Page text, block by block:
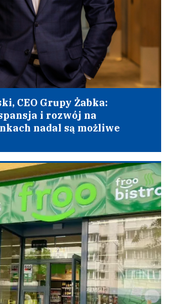
CEO Grupy Żabka:
i rozwój na
nadal są możliwe